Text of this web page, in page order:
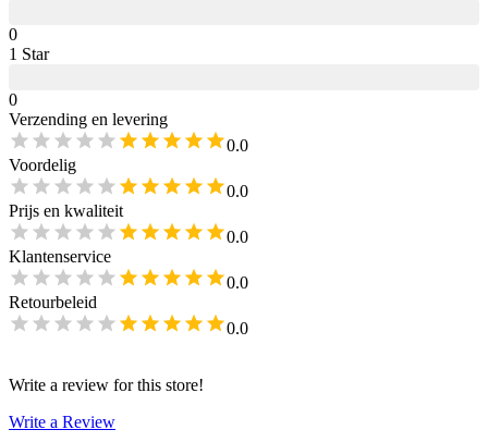
0
1 Star
0
Verzending en levering
0.0
Voordelig
0.0
Prijs en kwaliteit
0.0
Klantenservice
0.0
Retourbeleid
0.0
Write a review for this store!
Write a Review